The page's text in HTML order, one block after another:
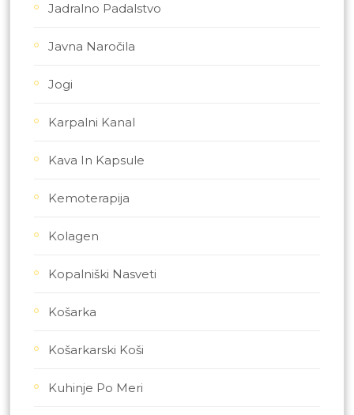
Jadralno Padalstvo
Javna Naročila
Jogi
Karpalni Kanal
Kava In Kapsule
Kemoterapija
Kolagen
Kopalniški Nasveti
Košarka
Košarkarski Koši
Kuhinje Po Meri